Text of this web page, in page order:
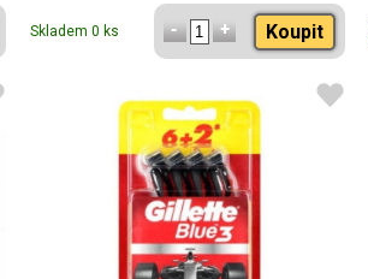
Skladem 0 ks Koupit